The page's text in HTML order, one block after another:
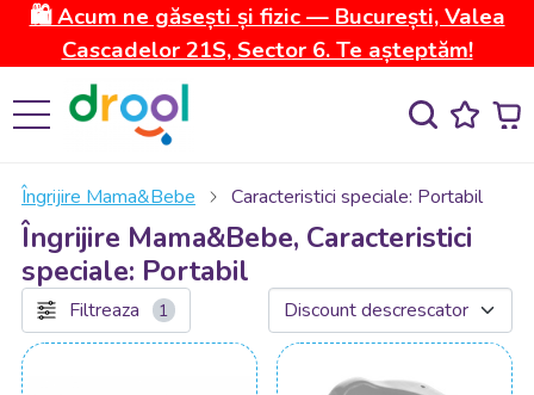
🛍️ Acum ne găsești și fizic — București, Valea
Cascadelor 21S, Sector 6. Te așteptăm!
Îngrijire Mama&Bebe Caracteristici speciale: Portabil
Îngrijire Mama&Bebe, Caracteristici
speciale: Portabil
Filtreaza 1